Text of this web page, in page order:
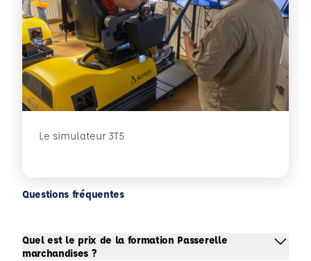
Le simulateur 3T5
Questions fréquentes
Quel est le prix de la formation Passerelle
marchandises ?